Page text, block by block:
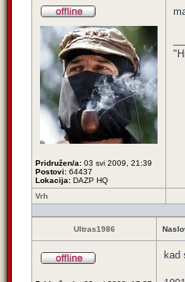
Pridružen/a: 03 svi 2009, 21:39
Postovi: 64437
Lokacija: DAZP HQ
Vrh
Ultras1986
kad